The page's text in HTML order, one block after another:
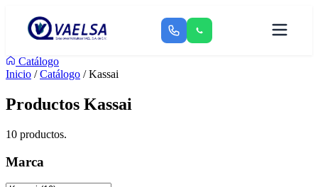
Catálogo
Inicio /Catálogo / Kassai
Productos Kassai
10 productos.
Marca